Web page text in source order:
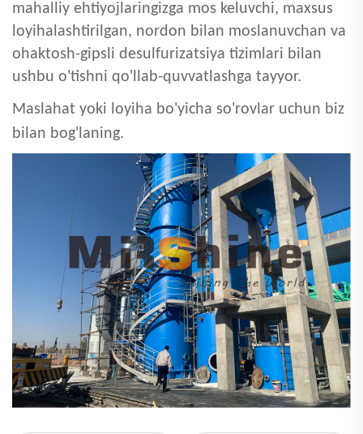
mahalliy ehtiyojlaringizga mos keluvchi, maxsus
loyihalashtirilgan, nordon bilan moslanuvchan va
ohaktosh-gipsli desulfurizatsiya tizimlari bilan
ushbu o'tishni qo'llab-quvvatlashga tayyor.
Maslahat yoki loyiha bo'yicha so'rovlar uchun biz
bilan bog'laning.